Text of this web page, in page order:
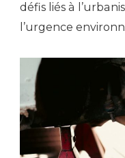
défis liés à
l’urgence